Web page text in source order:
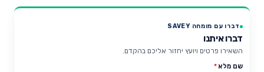
דברו עם מומחה SAVEY
דברו איתנו
השאירו פרטים ויועץ יחזור אליכם בהקדם.
שם מלא*